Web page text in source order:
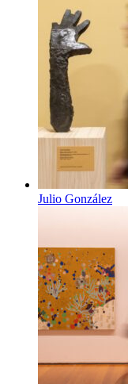
Julio González